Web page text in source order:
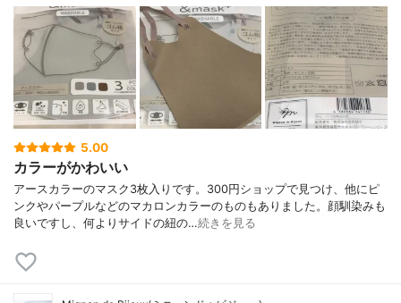
5.00
カラーがかわいい
アースカラーのマスク3枚入りです。300円ショップで見つけ、他にピ
ンクやパープルなどのマカロンカラーのものもありました。顔馴染みも
良いですし、何よりサイドの紐の…続きを見る